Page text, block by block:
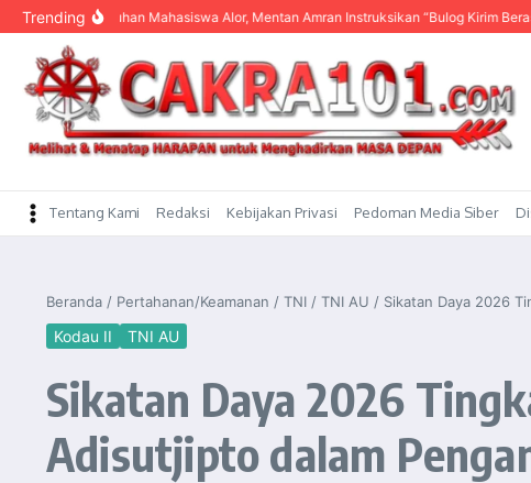
content
Trending
Keluhan Mahasiswa Alor, Mentan Amran Instruksikan “Bulog Kirim Beras” KDM
Tentang Kami Redaksi Kebijakan Privasi Pedoman Media Siber
Beranda / Pertahanan/Keamanan / TNI / TNI AU / Sikatan Daya 2026
Kodau II TNI AU
Sikatan Daya 2026
Adisutjipto dalam